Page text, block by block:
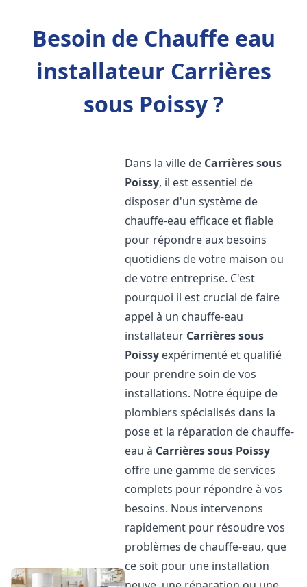
Besoin de Chauffe eau
installateur Carrières
sous Poissy ?
Dans la ville de Carrières sous
Poissy, il est essentiel de
disposer d'un système de
chauffe-eau efficace et fiable
pour répondre aux besoins
quotidiens de votre maison ou
de votre entreprise. C'est
pourquoi il est crucial de faire
appel à un chauffe-eau
installateur Carrières sous
Poissy expérimenté et qualifié
pour prendre soin de vos
installations. Notre équipe de
plombiers spécialisés dans la
pose et la réparation de chauffe-
eau à Carrières sous Poissy
offre une gamme de services
complets pour répondre à vos
besoins. Nous intervenons
rapidement pour résoudre vos
problèmes de chauffe-eau, que
ce soit pour une installation